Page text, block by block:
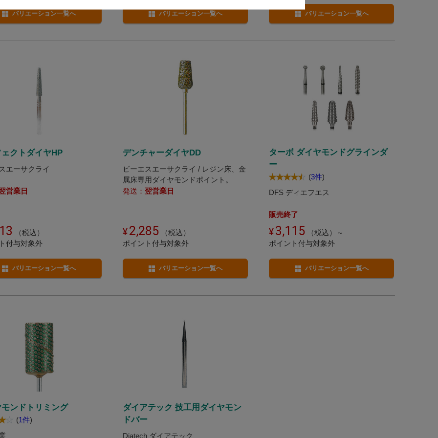
バリエーション一覧へ バリエーション一覧へ バリエーション一覧へ
クトダイヤHP
エーサクライ
営業日
（税込）
付与対象外
バリエーション一覧へ
デンチャーダイヤDD
ビーエスエーサクライ / レジン床、金
属床専用ダイヤモンドポイント。
発送：翌営業日
2,285
（税込）
ポイント付与対象外
バリエーション一覧へ
ターボ ダイヤモンドグラインダ
ー
(3件)
DFS ディエフエス
販売終了
3,115
（税込）～
ポイント付与対象外
バリエーション一覧へ
ンドトリミング
(1件)
ダイアテック 技工用ダイヤモン
ドバー
Diatech ダイアテック